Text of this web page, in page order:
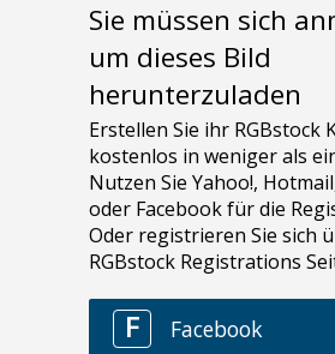
Sie müssen sich
um dieses Bild
herunterzuladen